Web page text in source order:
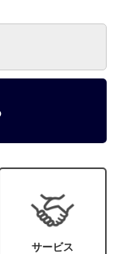
サービス